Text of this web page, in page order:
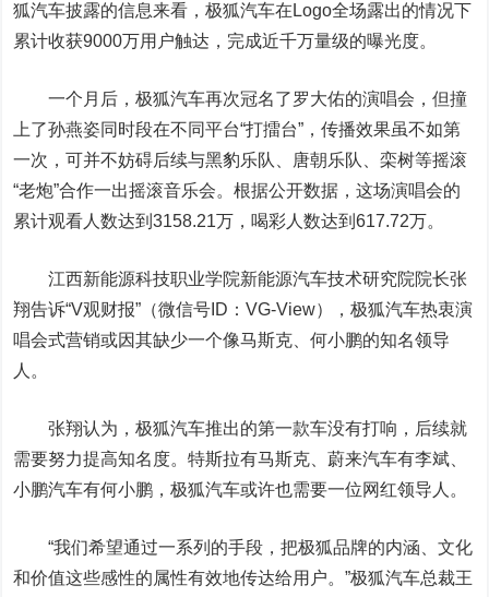
狐汽车披露的信息来看，极狐汽车在Logo全场露出的情况下
累计收获9000万用户触达，完成近千万量级的曝光度。
一个月后，极狐汽车再次冠名了罗大佑的演唱会，但撞
上了孙燕姿同时段在不同平台“打擂台”，传播效果虽不如第
一次，可并不妨碍后续与黑豹乐队、唐朝乐队、栾树等摇滚
“老炮”合作一出摇滚音乐会。根据公开数据，这场演唱会的
累计观看人数达到3158.21万，喝彩人数达到617.72万。
江西新能源科技职业学院新能源汽车技术研究院院长张
翔告诉“V观财报”（微信号ID：VG-View），极狐汽车热衷演
唱会式营销或因其缺少一个像马斯克、何小鹏的知名领导
人。
张翔认为，极狐汽车推出的第一款车没有打响，后续就
需要努力提高知名度。特斯拉有马斯克、蔚来汽车有李斌、
小鹏汽车有何小鹏，极狐汽车或许也需要一位网红领导人。
“我们希望通过一系列的手段，把极狐品牌的内涵、文化
和价值这些感性的属性有效地传达给用户。”极狐汽车总裁王